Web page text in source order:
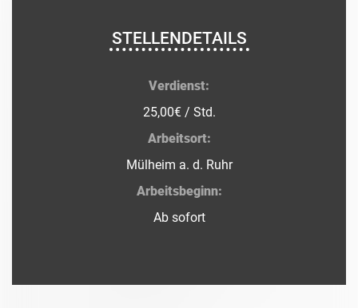
STELLENDETAILS
Verdienst:
25,00€ / Std.
Arbeitsort:
Mülheim a. d. Ruhr
Arbeitsbeginn:
Ab sofort